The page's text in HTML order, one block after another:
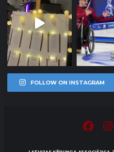
FOLLOW ON INSTAGRAM